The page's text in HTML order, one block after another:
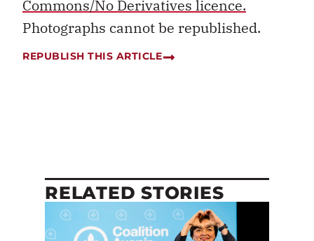
Commons/No Derivatives licence.
Photographs cannot be republished.
REPUBLISH THIS ARTICLE
RELATED STORIES